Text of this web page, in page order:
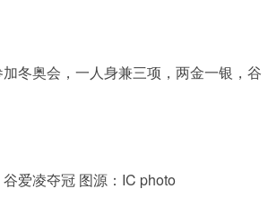
冬奥会，一人身兼三项，两金一银，谷
谷爱凌夺冠 图源：IC photo